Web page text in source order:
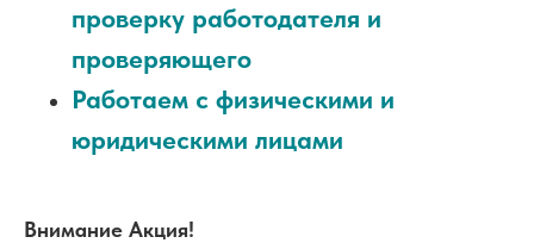
проверку работодателя и
проверяющего
Работаем с физическими и
юридическими лицами
Внимание Акция!